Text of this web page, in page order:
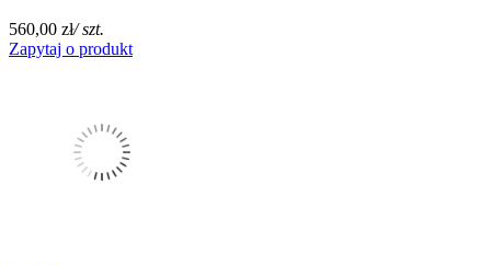
560,00 zł/ szt.
Zapytaj o produkt